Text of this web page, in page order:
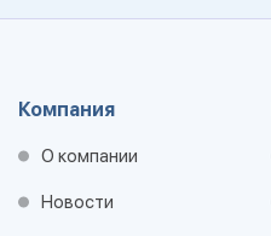
Компания
О компании
Новости